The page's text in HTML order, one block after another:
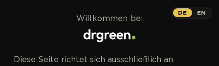
Sun of a Peach
Pfirsich-Diesel-Aroma bei bis zu 38%
DE EN
Willkommen bei
Diese Seite richtet sich ausschließlich an